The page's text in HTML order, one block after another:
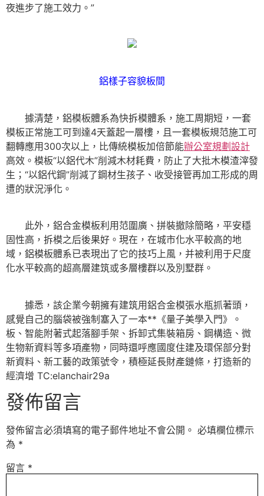
夜進步了施工效力。”
鋁樣子容貌板間
據清楚，鋁模板體系為快拆模體系，施工周期短，一套
模板正常施工可到達4天蓋起一層樓，且一套模板規范施工可
翻轉應用300次以上，比傳統模板加倍節能辦公室規劃設計
高效。模板“以鋁代木”削減木材耗費，防止了大批木模渣滓發
生；“以鋁代鋼”削減了鋼材生孩子、收受接管再加工形成的周
遭的狀況淨化。
此外，鋁合金模板利用范圍廣、拼裝撤除簡略，平安穩
固性高，拆模之后後果好。現在，在城市化水平較高的地
域，鋁模板體系已表現出了它的技巧上風，并被利用于尺度
化水平較高的超高層建筑或多層樓群以及別墅群。
據悉，該企業今朝擁有建筑用鋁合金模張水瓶抓著頭，
感覺自己的腦袋被強制塞入了一本**《量子美學入門》。
板、智能附著式起落腳手架、拆卸式集裝箱房、鋼構造、微
生物新資料等多項產物，同時還呼應國度住建及環保部分對
新資料、新工藝的政策號令，積極延長財產鏈條，打造新的
經濟增 TC:elanchair29a
發佈留言
發佈留言必須填寫的電子郵件地址不會公開。 必填欄位標示
為 *
留言 *